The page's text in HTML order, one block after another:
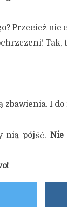
Przecież nie
Tak,
zbawienia. I
nią pójść.Nie